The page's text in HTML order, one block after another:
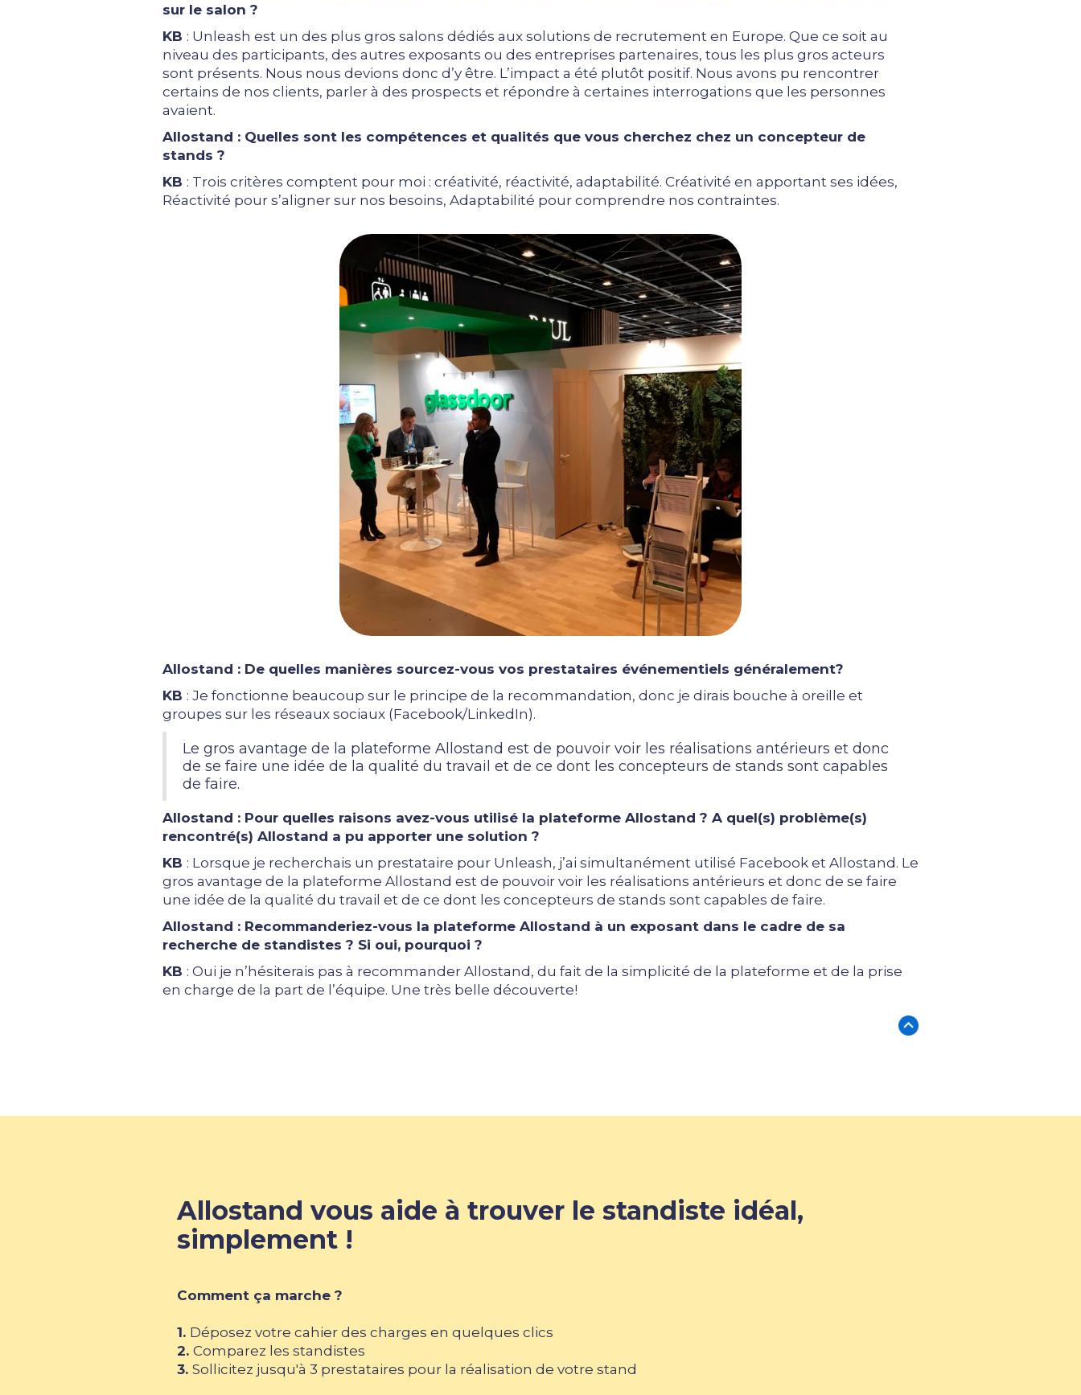
sur le salon ?
KB : Unleash est un des plus gros salons dédiés aux solutions de recrutement en Europe. Que ce soit au
niveau des participants, des autres exposants ou des entreprises partenaires, tous les plus gros acteurs
sont présents. Nous nous devions donc d’y être. L’impact a été plutôt positif. Nous avons pu rencontrer
certains de nos clients, parler à des prospects et répondre à certaines interrogations que les personnes
avaient.
Allostand : Quelles sont les compétences et qualités que vous cherchez chez un concepteur de
stands ?
KB : Trois critères comptent pour moi : créativité, réactivité, adaptabilité. Créativité en apportant ses idées,
Réactivité pour s’aligner sur nos besoins, Adaptabilité pour comprendre nos contraintes.
Allostand : De quelles manières sourcez-vous vos prestataires événementiels généralement?
KB : Je fonctionne beaucoup sur le principe de la recommandation, donc je dirais bouche à oreille et
groupes sur les réseaux sociaux (Facebook/LinkedIn).
Le gros avantage de la plateforme Allostand est de pouvoir voir les réalisations antérieurs et donc
de se faire une idée de la qualité du travail et de ce dont les concepteurs de stands sont capables
de faire.
Allostand : Pour quelles raisons avez-vous utilisé la plateforme Allostand ? A quel(s) problème(s)
rencontré(s) Allostand a pu apporter une solution ?
KB : Lorsque je recherchais un prestataire pour Unleash, j’ai simultanément utilisé Facebook et Allostand. Le
gros avantage de la plateforme Allostand est de pouvoir voir les réalisations antérieurs et donc de se faire
une idée de la qualité du travail et de ce dont les concepteurs de stands sont capables de faire.
Allostand : Recommanderiez-vous la plateforme Allostand à un exposant dans le cadre de sa
recherche de standistes ? Si oui, pourquoi ?
KB : Oui je n’hésiterais pas à recommander Allostand, du fait de la simplicité de la plateforme et de la prise
en charge de la part de l’équipe. Une très belle découverte!
Allostand vous aide à trouver le standiste idéal,
simplement !
Comment ça marche ?
1. Déposez votre cahier des charges en quelques clics
2. Comparez les standistes
3. Sollicitez jusqu'à 3 prestataires pour la réalisation de votre stand